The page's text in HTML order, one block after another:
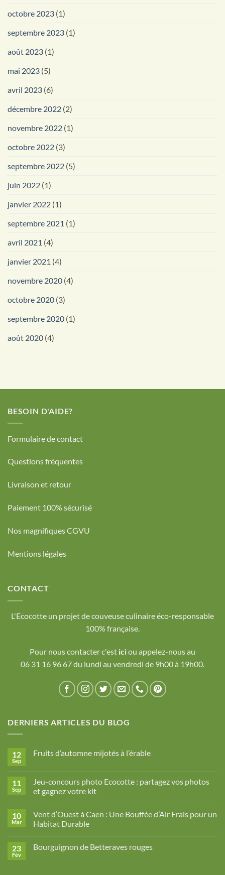
octobre 2023 (1)
septembre 2023 (1)
août 2023 (1)
mai 2023 (5)
avril 2023 (6)
décembre 2022 (2)
novembre 2022 (1)
octobre 2022 (3)
septembre 2022 (5)
juin 2022 (1)
janvier 2022 (1)
septembre 2021 (1)
avril 2021 (4)
janvier 2021 (4)
novembre 2020 (4)
octobre 2020 (3)
septembre 2020 (1)
août 2020 (4)
BESOIN D'AIDE?
Formulaire de contact
Questions fréquentes
Livraison et retour
Paiement 100% sécurisé
Nos magnifiques CGVU
Mentions légales
CONTACT
L'Ecocotte un projet de couveuse culinaire éco-responsable
100% française.
Pour nous contacter c'est iciou appelez-nous au
06 31 16 96 67 du lundi au vendredi de 9h00 à 19h00.
DERNIERS ARTICLES DU BLOG
12
Sep
Fruits d’automne mijotés à l’érable
Fruits
d’automne
mijotés
11
Sep
Jeu-concours photo Ecocotte : partagez vos photos
et gagnez votre kit
sur
Jeu-
concours
partagez
10
Mar
Vent d’Ouest à Caen : Une Bouffée d’Air Frais pour un
Habitat Durable
sur
23
Fév
Bourguignon de Betteraves rouges